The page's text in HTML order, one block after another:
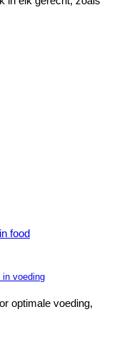
in voeding
optimale voeding,